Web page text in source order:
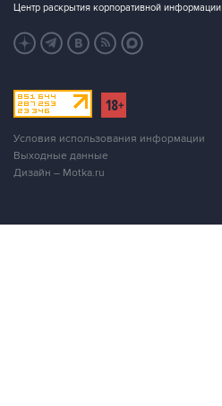
Центр раскрытия корпоративной информации
Условия использования информации
Выходные данные
Дизайн – Motka.ru